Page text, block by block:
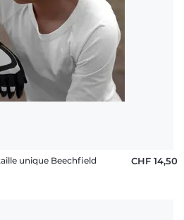
unique Beechfield CHF 14,50